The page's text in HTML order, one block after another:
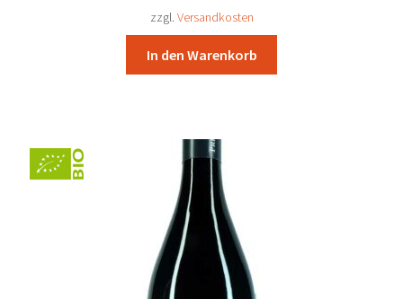
69,89 €
zzgl. Versandkosten
In den Warenkorb